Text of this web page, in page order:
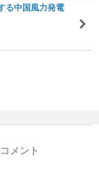
る中国風力発電
コメント